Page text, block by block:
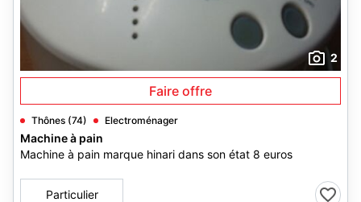
2
Faire offre
Thônes (74) Electroménager
Machine à pain
Machine à pain marque hinari dans son état 8 euros
Particulier